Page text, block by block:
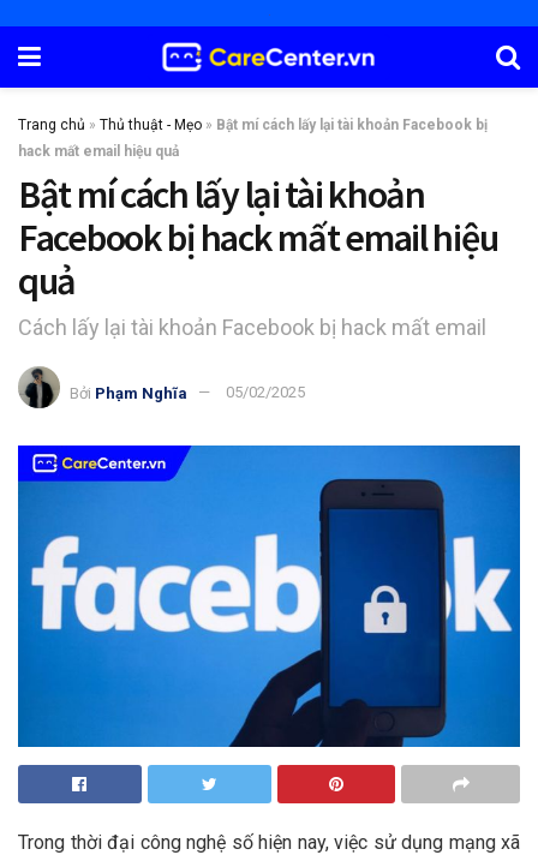
Trang chủ » Thủ thuật - Mẹo » Bật mí cách lấy lại tài khoản Facebook bị
hack mất email hiệu quả
Bật mí cách lấy lại tài khoản
Facebook bị hack mất email hiệu
quả
Cách lấy lại tài khoản Facebook bị hack mất email
Bởi Phạm Nghĩa 05/02/2025
Trong thời đại công nghệ số hiện nay, việc sử dụng mạng xã